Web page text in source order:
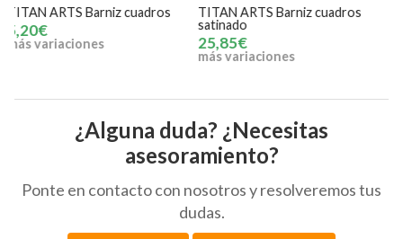
TITAN ARTS Barniz cuadros
satinado
25,85€
TITAN ARTS Retardadante de
secaje acrílico 100 ml
6,18€
¿Alguna duda? ¿Necesitas
asesoramiento?
Ponte en contacto con nosotros y resolveremos tus
dudas.